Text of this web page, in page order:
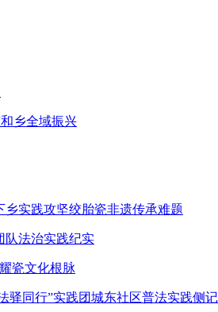
乡全域振兴
乡实践攻坚绞胎瓷非遗传承难题
队法治实践纪实
瓷文化根脉
同行”实践团城东社区普法实践侧记